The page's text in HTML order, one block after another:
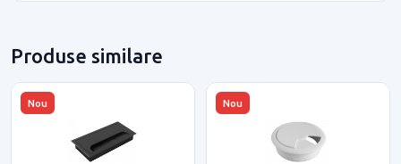
Produse similare
Nou Nou